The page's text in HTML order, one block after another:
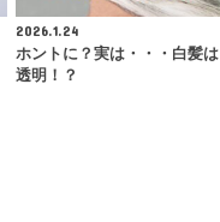
2026.1.24
ホントに？実は・・・白髪は
透明！？